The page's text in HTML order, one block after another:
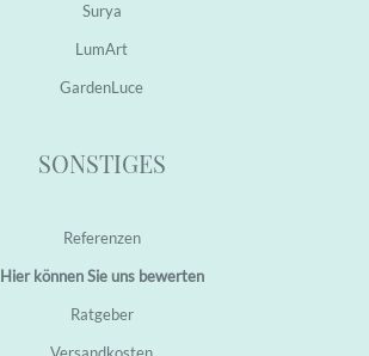
Surya
LumArt
GardenLuce
SONSTIGES
Referenzen
Hier können Sie uns bewerten
Ratgeber